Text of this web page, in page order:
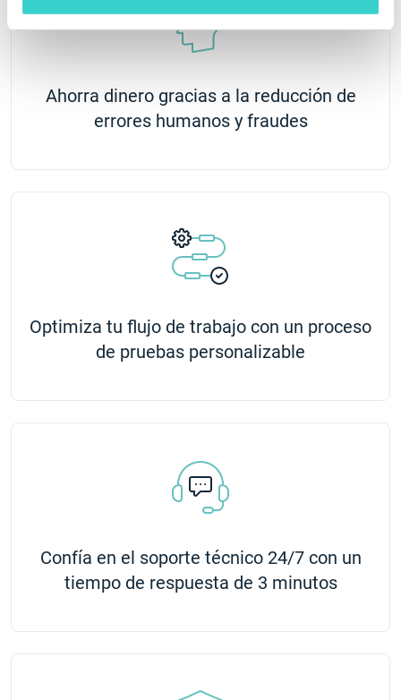
Ahorra dinero gracias a la reducción de
errores humanos y fraudes
Optimiza tu flujo de trabajo con un proceso
de pruebas personalizable
Confía en el soporte técnico 24/7 con un
tiempo de respuesta de 3 minutos